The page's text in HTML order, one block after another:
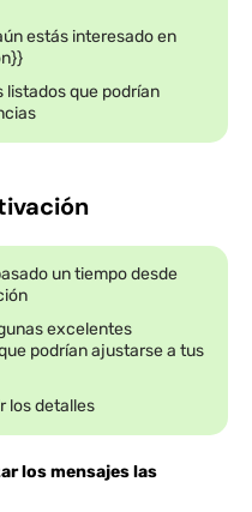
estás interesado en
listados que podrían
un tiempo desde
excelentes
podrían ajustarse a tus
los detalles
los mensajes las